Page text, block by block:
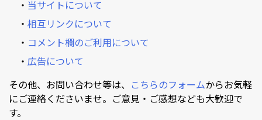
・ 当サイトについて
・ 相互リンクについて
・ コメント欄のご利用について
・ 広告について
その他、お問い合わせ等は、 こちらのフォームからお気軽
にご連絡くださいませ。ご意見・ご感想なども大歓迎で
す。